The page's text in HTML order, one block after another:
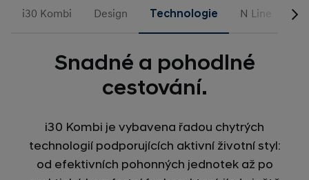
i30 Kombi Design Technologie N Line
Snadné a pohodlné
cestování.
i30 Kombi je vybavena řadou chytrých
technologií podporujících aktivní životní styl:
od efektivních pohonných jednotek až po